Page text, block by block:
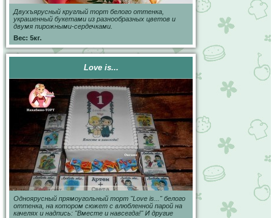
Двухъярусный круглый торт белого оттенка,
украшенный букетами из разнообразных цветов и
двумя пирожными-сердечками.
Вес: 5кг.
Love is...
Одноярусный прямоугольный торт "Love is..." белого
оттенка, на котором сюжет с влюбленной парой на
качелях и надпись: "Вместе и навсегда!" И другие